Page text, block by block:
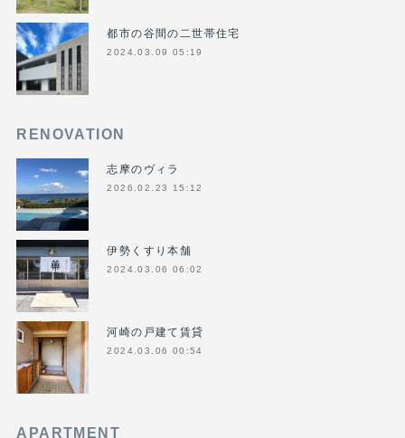
都市の谷間の二世帯住宅
2024.03.09 05:19
RENOVATION
志摩のヴィラ
2026.02.23 15:12
伊勢くすり本舗
2024.03.06 06:02
河崎の戸建て賃貸
2024.03.06 00:54
APARTMENT